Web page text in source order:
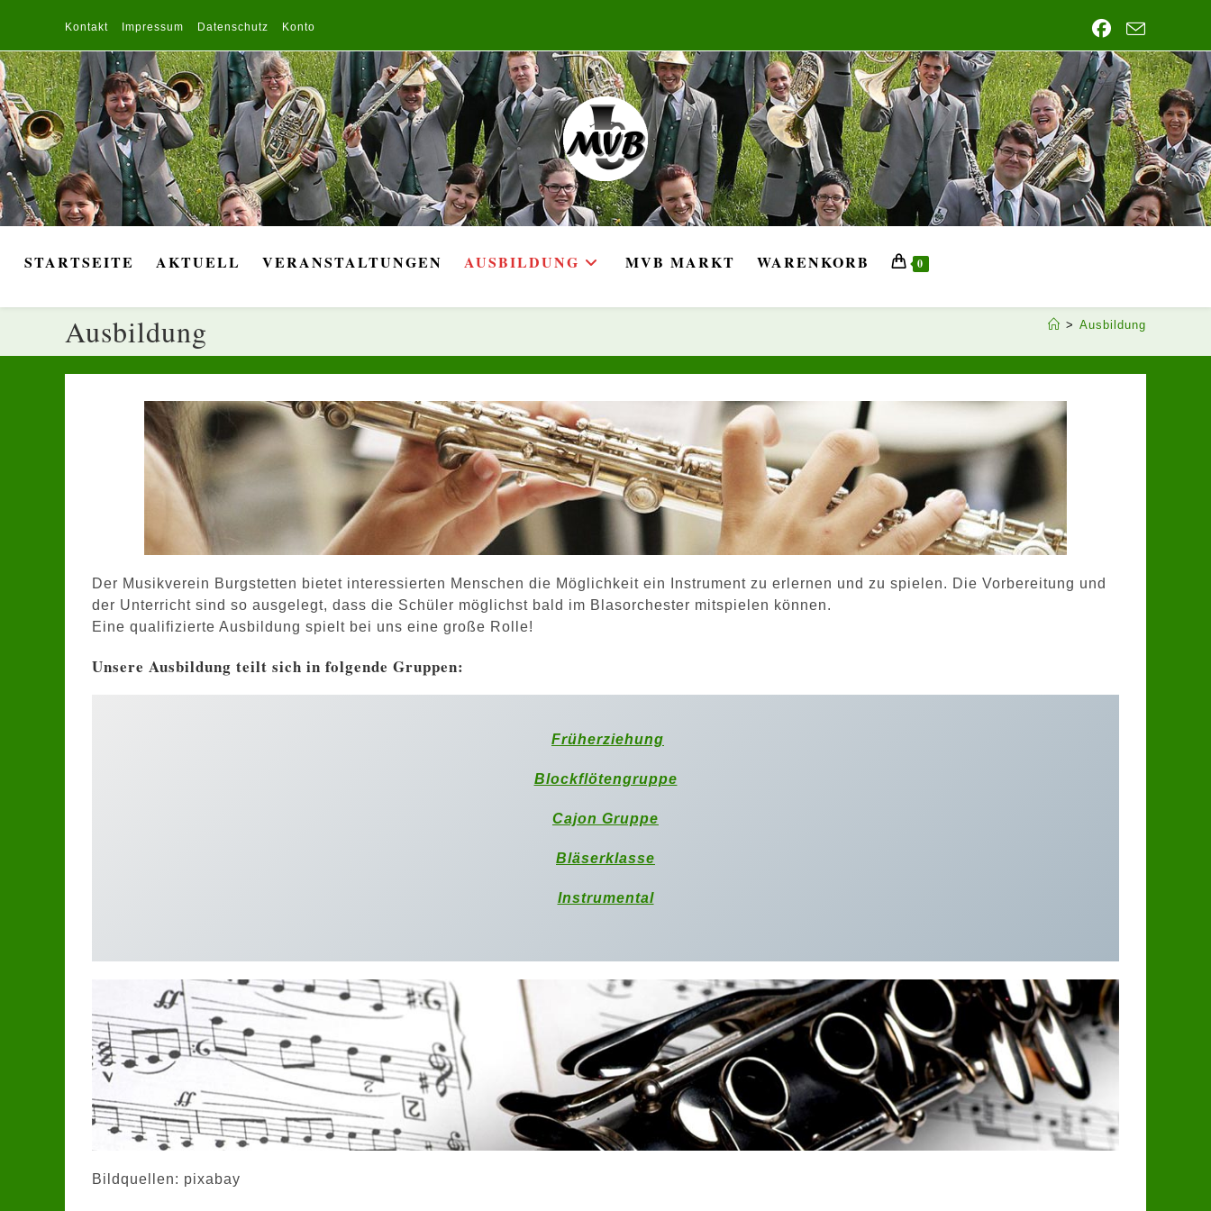
Kontakt Impressum Datenschutz Konto
STARTSEITE AKTUELL VERANSTALTUNGEN AUSBILDUNG MVB MARKT WARENKORB 0
Ausbildung > Ausbildung
Der Musikverein Burgstetten bietet interessierten Menschen die Möglichkeit ein Instrument zu erlernen und zu spielen. Die Vorbereitung und
der Unterricht sind so ausgelegt, dass die Schüler möglichst bald im Blasorchester mitspielen können.
Eine qualifizierte Ausbildung spielt bei uns eine große Rolle!
Unsere Ausbildung teilt sich in folgende Gruppen:
Früherziehung
Blockflötengruppe
Cajon Gruppe
Bläserklasse
Instrumental
Bildquellen: pixabay